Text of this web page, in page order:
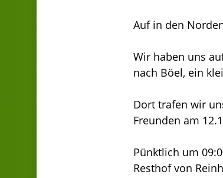
Auf in den
Wir haben uns
nach Böel, ein
Dort trafen wir
Freunden am
Pünktlich um
Resthof von